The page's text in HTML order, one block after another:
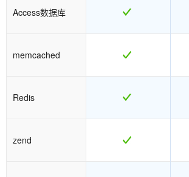
Access数据库
memcached
Redis
zend